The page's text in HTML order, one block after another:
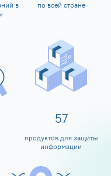
в
по всей стране
60
продуктов для защиты
информации